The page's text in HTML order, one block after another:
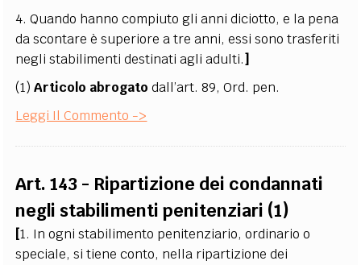
4. Quando hanno compiuto gli anni diciotto, e la pena
da scontare è superiore a tre anni, essi sono trasferiti
negli stabilimenti destinati agli adulti.]
(1)Articolo abrogato dall’art. 89, Ord. pen.
Leggi Il Commento ->
Art. 143 - Ripartizione dei condannati
negli stabilimenti penitenziari (1)
[1. In ogni stabilimento penitenziario, ordinario o
speciale, si tiene conto, nella ripartizione dei